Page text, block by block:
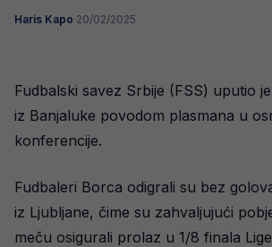
Haris Kapo·20/02/2025
Fudbalski savez Srbije (FSS) uputio
iz Banjaluke povodom plasmana u
konferencije.
Fudbaleri Borca odigrali su bez
iz Ljubljane, čime su zahvaljujući
meču osigurali prolaz u 1/8 finala